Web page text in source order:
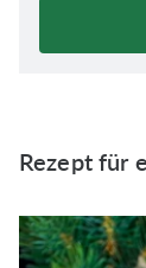
Rezept für